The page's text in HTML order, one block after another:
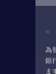
為
銀
ま